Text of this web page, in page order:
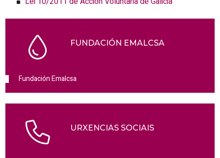
FUNDACIÓN EMALCSA
Fundación Emalcsa
URXENCIAS SOCIAIS